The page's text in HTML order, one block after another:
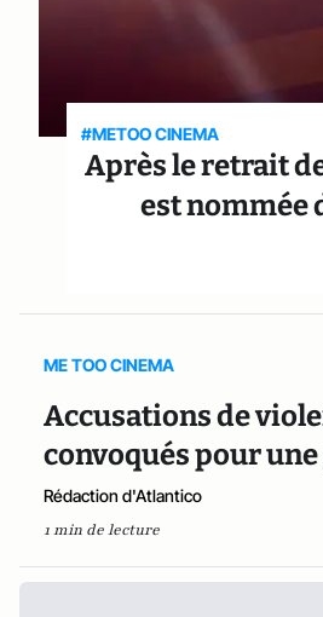
#METOO CINEMA
Après le retrait
est nommée
ME TOO CINEMA
Accusations de
convoqués pour une
Rédaction d'Atlantico
1 min de lecture